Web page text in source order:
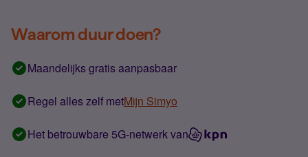
Waarom duur doen?
Maandelijks gratis aanpasbaar
Regel alles zelf metMijn Simyo
Het betrouwbare 5G-netwerk van